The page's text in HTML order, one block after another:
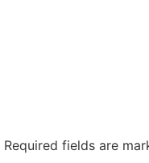
Required fields are